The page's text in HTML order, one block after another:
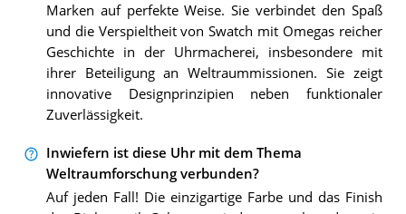
Marken auf perfekte Weise. Sie verbindet den Spaß
und die Verspieltheit von Swatch mit Omegas reicher
Geschichte in der Uhrmacherei, insbesondere mit
ihrer Beteiligung an Weltraummissionen. Sie zeigt
innovative Designprinzipien neben funktionaler
Zuverlässigkeit.
Inwiefern ist diese Uhr mit dem Thema
Weltraumforschung verbunden?
Auf jeden Fall! Die einzigartige Farbe und das Finish